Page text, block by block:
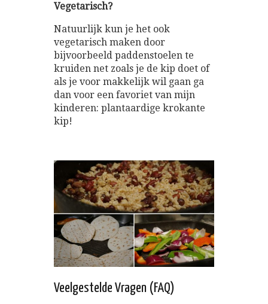
Vegetarisch?
Natuurlijk kun je het ook
vegetarisch maken door
bijvoorbeeld paddenstoelen te
kruiden net zoals je de kip doet of
als je voor makkelijk wil gaan ga
dan voor een favoriet van mijn
kinderen: plantaardige krokante
kip!
Veelgestelde Vragen (FAQ)